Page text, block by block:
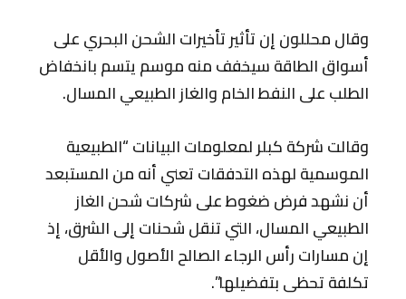
وقال محللون إن تأثير تأخيرات الشحن البحري على
أسواق الطاقة سيخفف منه موسم يتسم بانخفاض
الطلب على النفط الخام والغاز الطبيعي المسال.
وقالت شركة كبلر لمعلومات البيانات “الطبيعية
الموسمية لهذه التدفقات تعني أنه من المستبعد
أن نشهد فرض ضغوط على شركات شحن الغاز
الطبيعي المسال، التي تنقل شحنات إلى الشرق، إذ
إن مسارات رأس الرجاء الصالح الأصول والأقل
تكلفة تحظى بتفضيلها”.